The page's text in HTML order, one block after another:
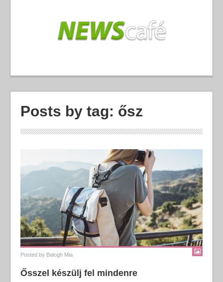
Posts by tag: ősz
Posted by Balogh Mia
Ősszel készülj fel mindenre